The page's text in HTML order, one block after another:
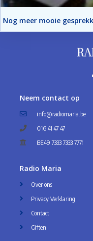
Nog meer mooie
Neem contact op
info@radiomaria.be
016 41 47 47
BE49 7333 7333 7771
Radio Maria
Over ons
Privacy Verklaring
Contact
Giften